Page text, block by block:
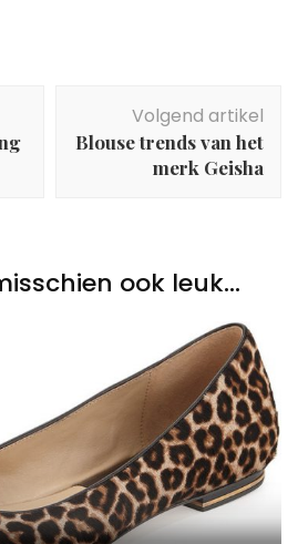
Volgend artikel
Blouse trends van het
merk Geisha
ook leuk...